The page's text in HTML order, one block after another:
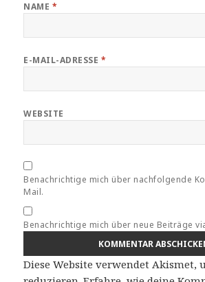
NAME *
E-MAIL-ADRESSE *
WEBSITE
Benachrichtige mich über nachfolgende
Mail.
Benachrichtige mich über neue Beiträge
Diese Website verwendet Akismet,